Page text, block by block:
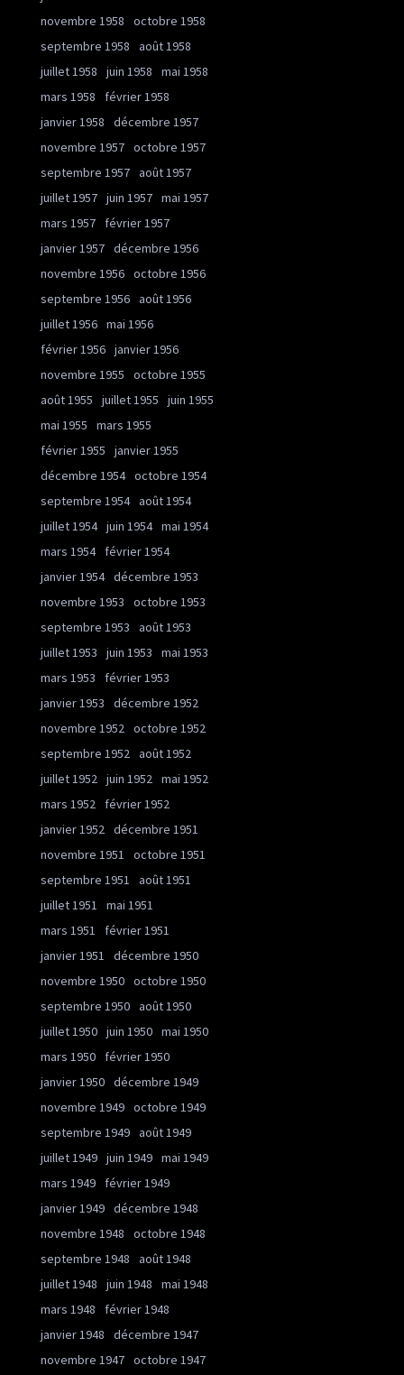
novembre 1958
octobre 1958
septembre 1958
août 1958
juillet 1958
juin 1958
mai 1958
mars 1958
février 1958
janvier 1958
décembre 1957
novembre 1957 octobre 1957
septembre 1957 août 1957
juillet 1957 juin 1957 mai 1957
mars 1957
février 1957
janvier 1957 décembre 1956
novembre 1956 octobre 1956
septembre 1956 août 1956
juillet 1956 mai 1956
février 1956 janvier 1956
novembre 1955
octobre 1955
août 1955
juillet 1955
juin 1955
mai 1955
mars 1955
février 1955
janvier 1955
décembre 1954 octobre 1954
septembre 1954 août 1954
juillet 1954 juin 1954 mai 1954
mars 1954
février 1954
janvier 1954 décembre 1953
novembre 1953
octobre 1953
septembre 1953
août 1953
juillet 1953
juin 1953
mai 1953
mars 1953
février 1953
janvier 1953
décembre 1952
novembre 1952 octobre 1952
septembre 1952 août 1952
juillet 1952 juin 1952 mai 1952
mars 1952
février 1952
janvier 1952 décembre 1951
novembre 1951
octobre 1951
septembre 1951
août 1951
juillet 1951
mai 1951
mars 1951
février 1951
janvier 1951
décembre 1950
novembre 1950 octobre 1950
septembre 1950 août 1950
juillet 1950 juin 1950 mai 1950
mars 1950
février 1950
janvier 1950 décembre 1949
novembre 1949 octobre 1949
septembre 1949 août 1949
juillet 1949 juin 1949 mai 1949
mars 1949
février 1949
janvier 1949 décembre 1948
novembre 1948
octobre 1948
septembre 1948
août 1948
juillet 1948
juin 1948
mai 1948
mars 1948
février 1948
janvier 1948
décembre 1947
novembre 1947 octobre 1947